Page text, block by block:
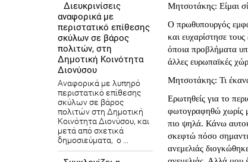
Μητσοτάκης: Είμαι
Ο πρωθυπουργός
και ευχαρίστησε
όποια προβλήματα
άλλες ευρωπαϊκές
Μητσοτάκης: Τι
Ερωτηθείς για το
φωτογραφηθώ χωρίς
πιο ψηλά. Κάνω
σκεφτώ πόσο
ανεμελιάς
Διευκρινίσεις
αναφορικά με
περιστατικό επίθεσης
σκύλων σε βάρος
πολιτών, στη
Δημοτική Κοινότητα
Διονύσου
Αναφορικά με λυπηρό
περιστατικό επίθεσης
σκύλων σε βάρος
πολιτών στη Δημοτική
Κοινότητα Διονύσου, και
μετά από σχετικά
δημοσιεύματα, ο ...